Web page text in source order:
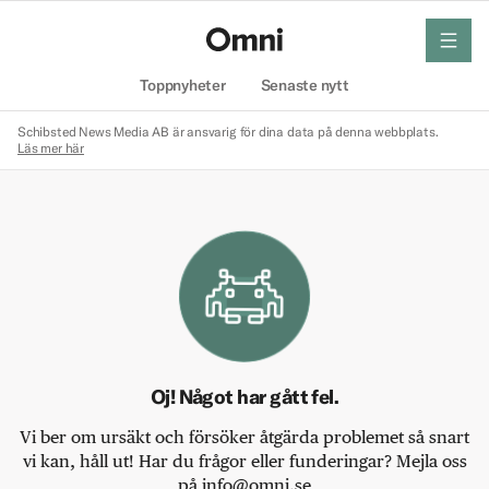
Toppnyheter Senaste nytt
meny
Schibsted News Media AB är ansvarig för dina data på denna webbplats.
Läs mer här
Oj! Något har gått fel.
Vi ber om ursäkt och försöker åtgärda problemet så snart
vi kan, håll ut! Har du frågor eller funderingar? Mejla oss